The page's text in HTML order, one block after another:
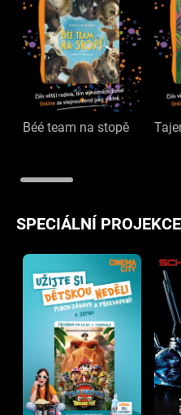
Béé team na stopě
SPECIÁLNÍ PROJEKCE